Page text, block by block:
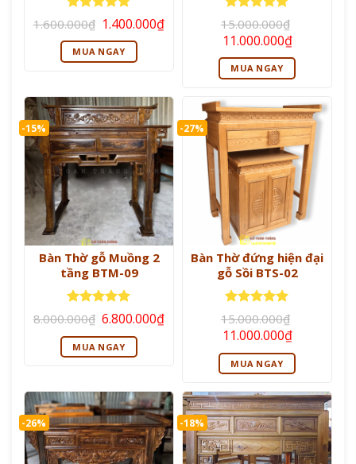
Được xếp
hạng
5
sao
1.600.000₫ Giá
gốc
là:
1.600.000₫.
1.400.000₫Giá
MUA NGAY
Được xếp
hạng55
sao
15.000.000₫
Giá
gốc
là:
15.000.000₫.
11.000.000₫Giá
hiện
tại
là:
MUA NGAY
-15%
Bàn Thờ gỗ Muồng 2
tầng BTM-09
Được xếp
hạng
55
sao
8.000.000₫ Giá
gốc
là:
8.000.000₫.
6.800.000₫Giá
MUA NGAY
-27%
Bàn Thờ đứng hiện đại
gỗ Sồi BTS-02
Được xếp
hạng55
sao
15.000.000₫
Giá
gốc
là:
15.000.000₫.
11.000.000₫Giá
hiện
tại
là:
MUA NGAY
-26% -18%